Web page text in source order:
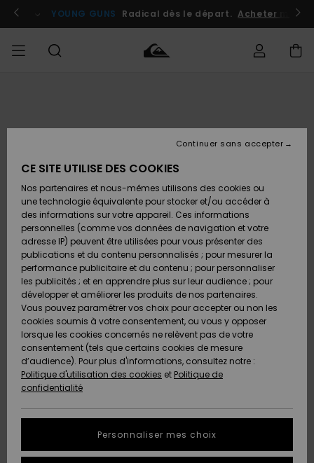
l'information
le
Se connecter / s'inscrire
YOUNG GUNS Radical dès le départ. Acheter
Chaussures
& Tongs
Surf
Snow
Nouveautés
A
Découvrir
Chaussures
& Tongs
Surf
Snow
Nouveautés
A
Découvrir
FEMME
A
Découvrir
Snow
SURF
Surf
Shop
Enfant
Highlights
Communauté
SNOW
Snow
Shop
Enfant
Snow
Shop
Femme
A
Découvrir
Communauté
OUTLET
Enfant
Outlet
Femme
AIDE &
CONTACT
Retours
Paiement
Carte
Cadeau
Quiksilver
Freedom
Protection
des
tailles
MAGASINS
QUIKSILVER
CE SITE UTILISE DES COOKIES
Nos partenaires et nous-mêmes utilisons des cookies ou
une technologie équivalente pour stocker et/ou accéder à
des informations sur votre appareil. Ces informations
personnelles (comme vos données de navigation et votre
adresse IP) peuvent être utilisées pour vous présenter des
publications et du contenu personnalisés ; pour mesurer la
performance publicitaire et du contenu ; pour personnaliser
les publicités ; et en apprendre plus sur leur audience ; pour
développer et améliorer les produits de nos partenaires.
Vous pouvez paramétrer vos choix pour accepter ou non les
cookies soumis à votre consentement, ou vous y opposer
lorsque les cookies concernés ne relèvent pas de votre
consentement (tels que certains cookies de mesure
d’audience). Pour plus d'informations, consultez notre :
Politique d'utilisation des cookies et Politique de
confidentialité
Personnaliser mes choix
Continuer sans accepter